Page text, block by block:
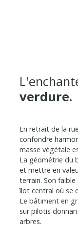
verdure.
En retrait de la
confondre
masse végétale
La géométrie du
et mettre en
terrain. Son faible
îlot central où se
Le bâtiment en
sur pilotis
arbres.